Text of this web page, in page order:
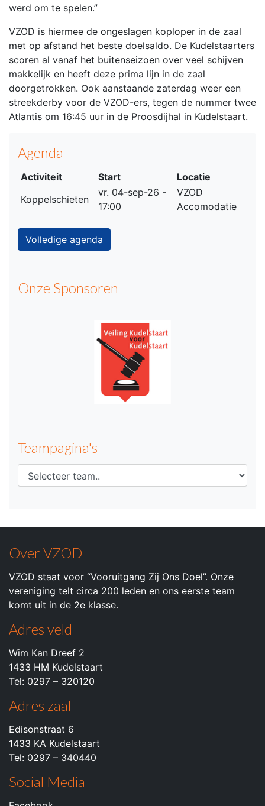
werd om te spelen.”
VZOD is hiermee de ongeslagen koploper in de zaal
met op afstand het beste doelsaldo. De Kudelstaarters
scoren al vanaf het buitenseizoen over veel schijven
makkelijk en heeft deze prima lijn in de zaal
doorgetrokken. Ook aanstaande zaterdag weer een
streekderby voor de VZOD-ers, tegen de nummer twee
Atlantis om 16:45 uur in de Proosdijhal in Kudelstaart.
Agenda
Activiteit Start
Locatie
Koppelschieten
vr. 04-sep-26 -
17:00
VZOD
Accomodatie
Volledige agenda
Onze Sponsoren
Teampagina's
Over VZOD
VZOD staat voor “Vooruitgang Zij Ons Doel”. Onze
vereniging telt circa 200 leden en ons eerste team
komt uit in de 2e klasse.
Adres veld
Wim Kan Dreef 2
1433 HM Kudelstaart
Tel: 0297 – 320120
Adres zaal
Edisonstraat 6
1433 KA Kudelstaart
Tel: 0297 – 340440
Social Media